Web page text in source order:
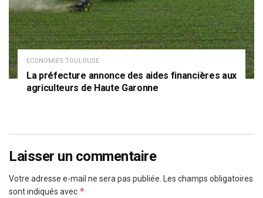
ECONOMIES TOULOUSE
La préfecture annonce des aides financières aux
agriculteurs de Haute Garonne
Laisser un commentaire
Votre adresse e-mail ne sera pas publiée. Les champs obligatoires
sont indiqués avec *